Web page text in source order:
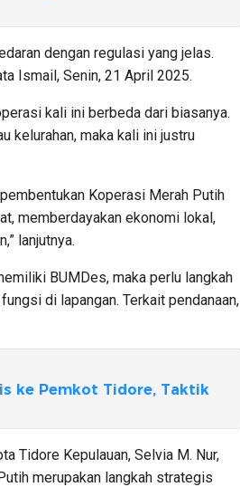
dengan regulasi yang jelas.
Ismail, Senin, 21 April 2025.
kali ini berbeda dari biasanya.
kelurahan, maka kali ini justru
Koperasi Merah Putih
memberdayakan ekonomi lokal,
lanjutnya.
BUMDes, maka perlu langkah
di lapangan. Terkait pendanaan,
ke Pemkot Tidore, Taktik
Tidore Kepulauan, Selvia M. Nur,
merupakan langkah strategis